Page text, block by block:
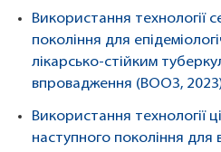
Використання технології
покоління для
лікарсько-стійким
впровадження (ВООЗ,
Використання технології
наступного покоління для